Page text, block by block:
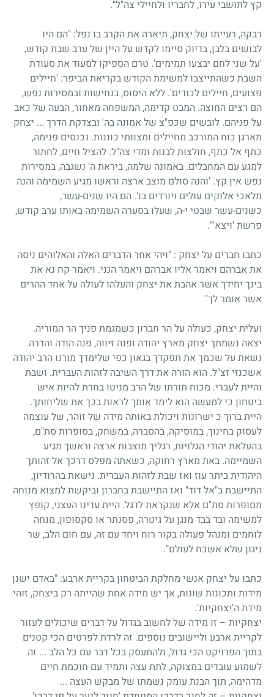
קץ לתושבי עירו, לחבריו ולחיילי צה"ל".
רבקה, רעייתו של יצחק, תיארה את הקרב בו נפל: "הם היו
לבושים בלבן, בדיוק סיימו לקדש על היין של ערב שבת קודש,
'על שני לחם יבצעו תמימים'. טרם הספיקו לסעוד את סעודת
השבת כשהתייצבו למשימת הקודש בקריאת הביפר: 'חיילים
פצועים, חיילים לכודים'. ללא היסוס, בנחישות ובמסירות נפש,
הם רצים החוצה. המבט קדימה, המשפחה מאחור, הבעה של כאב
על פניהם. לובשים שכפ"צ של אמונה בה' ובצדקת הדרך ... יצחק
מארגן כוח המורכב מחיילים ומצוותי כוננות. נכנסים פנימה,
כתף אל כתף, חולצות לבנות ומדי צה"ל. להציל חיים, לחתור
למגע עם המחבלים. באמונה שלמה, ביראת ה' נשגבה, במסירות
נפש אין קץ. 'והנה סולם מוצב ארצה וראשו מגיע השמימה והנה
מלאכי אלוקים עולים ויורדים בו'. הם היו שנים-עשר,
כשנים-עשר שבטי י-ה, שעלו בסערה השמימה באותו ערב קודש,
פרשת 'ויצא'".
כתבו חברים על יצחק : "ויהי אחר הדברים האלה והאלוהים ניסה
את אברהם ויאמר אליו אברהם ויאמר הנני. ויאמר קח נא את
בינך יחידך אשר אהבת את יצחק והעלהו לעולה על אחד ההרים
אשר אומר לך"
ועלית יצחק, כעולה על הר חברון כשמגמת פניך הר המוריה.
יצאה נשמתך יצחק מארץ יהודה ופנה זיווה, פנה הודה והדרה.
נשאת על שכמך את תפקדך בגאון כפי שלימדך מורנו הרב יהודה
אשכנזי זצ"ל. הוא הורה את דרך השיבה לזהות העברית. ושבת
והיית לעברי. מכוח תורתו של הרב מניטו בחרת להיות איש
ביטחון כי למעשה הוא לימד אותך לראות בכך את שליחותך.
היית ברוך כ ישרונות ויכולת באותה מידה של זוהר, של עוצמה
לעסוק בחינוך, במוסיקה, בהסברה, במשחק, בסופרות סת"ם,
בהעלאת יהודי הגלויות, רגליך מוצבות ארצה וראשך מגיע
השמיימה. באת מארץ רחוקה, כשאתה מפלס דרכך אל זהותך
היהודית ביתר עוז ואז שבת לזהות העברית. נישאת בהרודיון,
התיישבת ב"אל דוד" ואז התיישבת בחברון וביקשת למצוא מנוחה
מסופרות סת"ם אלא שנקראת לדגל. היית עדינו העצני, קופץ
למשימה ובד בבד מנגן על גיטרה, פסנתר או סקסופון, מנחה
לוחמים ומנהל פעולה בקור רוח ויחד עם זה, עם חום הלב, שר
ניגון שלא אשכח לעולם".
כתבו על יצחק אנשי מחלקת הביטחון בקריית ארבע: "באדם ישנן
מידות ותכונות שונות, אך יש מידה אחת שהייתה רק ביצחק, זוהי
מידת ה'יצחקיות'.
יצחקיות – זו מידה של לחשוב בגדול על דברים שיכולים לעזור
לקריית ארבע וליישובים נוספים. זה לרדת לפרטים הכי קטנים
בתוך הפרויקט הכי גדול, ולהתעסק בכל דבר עם כל הלב ... זה
לשמוע עובדים במצוקה, לתת עצה ותמיד עם חוכמת חיים
מדהימה, תוך הבנת עומק נשמתו של מבקש העצה ...